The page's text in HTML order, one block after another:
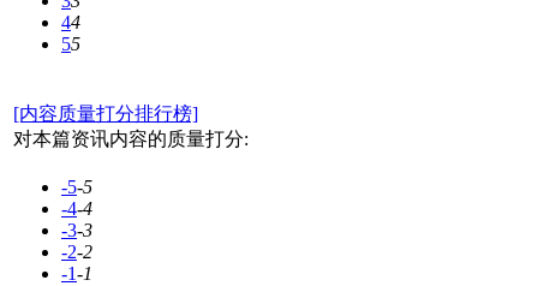
44
55
[内容质量打分排行榜]
对本篇资讯内容的质量打分:
-5-5
-4-4
-3-3
-2-2
-1-1